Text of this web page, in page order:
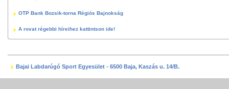
OTP Bank Bozsik-torna Régiós Bajnokság
A rovat régebbi híreihez kattintson ide!
Bajai Labdarúgó Sport Egyesület - 6500 Baja, Kaszás u. 14/B.